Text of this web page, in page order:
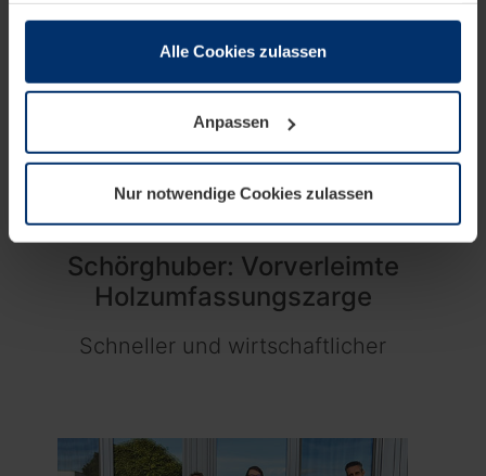
sie im Rahmen Ihrer Nutzung der Dienste gesammelt
Rechtlich können wir Cookies auf Ihrem Gerät speichern,
notwendig sind. Für alle anderen Cookie-Typen benötigen
wir Ihre Erlaubnis. Ihre Einwilligung können Sie jederzeit
unserer Website ändern oder
Alle Cookies zulassen
Anpassen
Nur notwendige Cookies zulassen
PORTAL 64
Unternehmensnachrichten
Schörghuber: Vorverleimte
Holzumfassungszarge
Schneller und wirtschaftlicher